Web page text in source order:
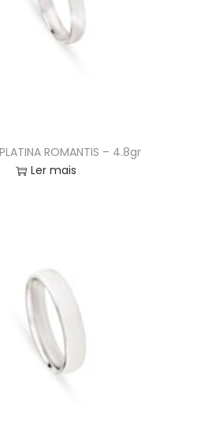
ROMANTIS – 4.8gr
Ler mais